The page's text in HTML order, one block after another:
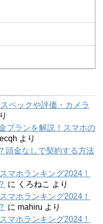
ペックや評価・カメラ
プランを解説！スマホの
より
頭金なしで契約する方法
マホランキング2024！
に くろねこ より
マホランキング2024！
に mahiru より
マホランキング2024！